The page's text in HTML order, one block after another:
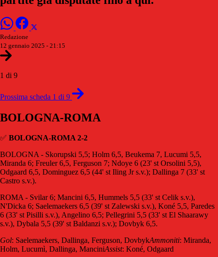
Redazione
12 gennaio 2025 - 21:15
1 di 9
Prossima scheda 1 di 9
BOLOGNA-ROMA
✅ BOLOGNA-ROMA 2-2
BOLOGNA - Skorupski 5,5; Holm 6,5, Beukema 7, Lucumi 5,5,
Miranda 6; Freuler 6,5, Ferguson 7; Ndoye 6 (23' st Orsolini 5,5),
Odgaard 6,5, Dominguez 6,5 (44' st Iling Jr s.v.); Dallinga 7 (33' st
Castro s.v.).
ROMA - Svilar 6; Mancini 6,5, Hummels 5,5 (33' st Celik s.v.),
N'Dicka 6; Saelemaekers 6,5 (39' st Zalewski s.v.), Koné 5,5, Paredes
6 (33' st Pisilli s.v.), Angelino 6,5; Pellegrini 5,5 (33' st El Shaarawy
s.v.), Dybala 5,5 (39' st Baldanzi s.v.); Dovbyk 6,5.
Gol: Saelemaekers, Dallinga, Ferguson, DovbykAmmoniti: Miranda,
Holm, Lucumì, Dallinga, ManciniAssist: Koné, Odgaard